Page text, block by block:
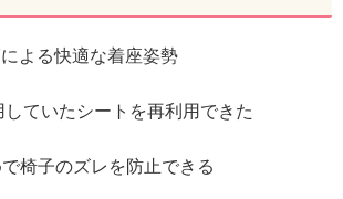
よる快適な着座姿勢
ていたシートを再利用できた
椅子のズレを防止できる